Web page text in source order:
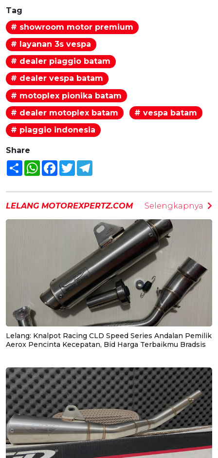
Tag
# showroom motor premium
# layanan 3s vespa
# dealer piaggio batam
# dealer vespa batam
# motoplex pionika batam
# dealer motoplex batam
# vespa batam
# piaggio indonesia
Share
Share WhatsAppFacebook
Twitter
LELANG MOTOREXPERTZ.COM Selengkapnya
Lelang: Knalpot Racing CLD Speed Series Andalan Pemilik
Aerox Pencinta Kecepatan, Bid Harga Terbaikmu Bradsis